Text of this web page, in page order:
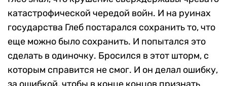
Максим Кардопольцев / RTVI
Задача была невыполнима. Страна погибла.
Глеб знал, что крушение сверхдержавы чревато
катастрофической чередой войн. И на руинах